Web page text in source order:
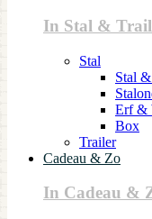
In Stal &
Stal
Stal
Erf &
Box
Trailer
Cadeau & Zo
In Cadeau &